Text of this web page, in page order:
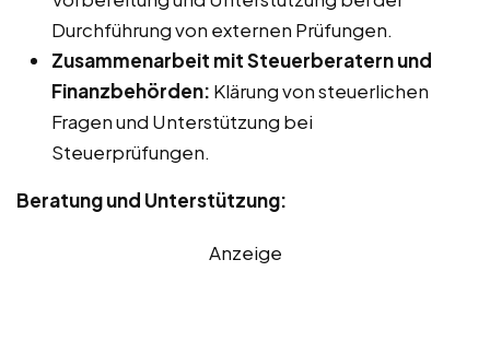
Durchführung von externen Prüfungen.
Zusammenarbeit mit Steuerberatern und
Finanzbehörden: Klärung von steuerlichen
Fragen und Unterstützung bei
Steuerprüfungen.
Beratung und Unterstützung:
Anzeige